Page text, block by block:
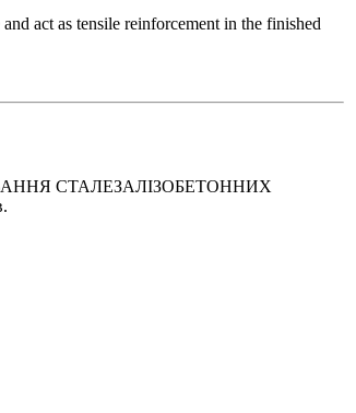
act as tensile reinforcement in the finished
СТАЛЕЗАЛІЗОБЕТОННИХ